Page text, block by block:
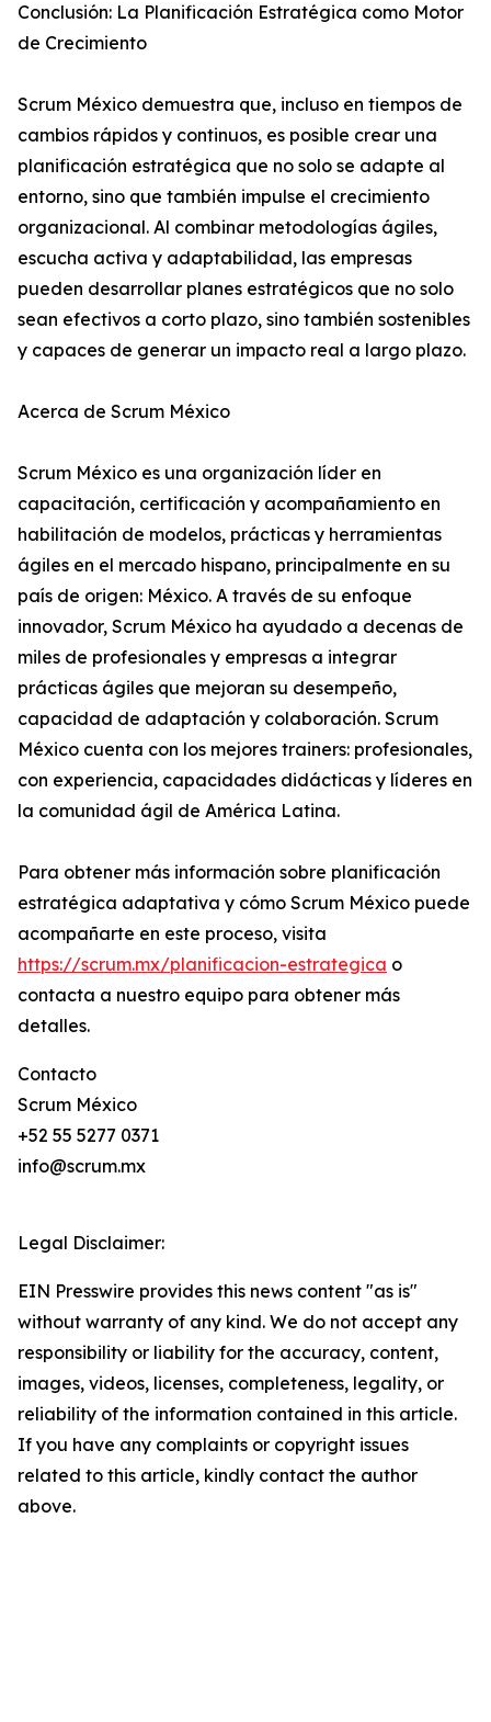
Conclusión: La Planificación Estratégica como Motor
de Crecimiento
Scrum México demuestra que, incluso en tiempos de
cambios rápidos y continuos, es posible crear una
planificación estratégica que no solo se adapte al
entorno, sino que también impulse el crecimiento
organizacional. Al combinar metodologías ágiles,
escucha activa y adaptabilidad, las empresas
pueden desarrollar planes estratégicos que no solo
sean efectivos a corto plazo, sino también sostenibles
y capaces de generar un impacto real a largo plazo.
Acerca de Scrum México
Scrum México es una organización líder en
capacitación, certificación y acompañamiento en
habilitación de modelos, prácticas y herramientas
ágiles en el mercado hispano, principalmente en su
país de origen: México. A través de su enfoque
innovador, Scrum México ha ayudado a decenas de
miles de profesionales y empresas a integrar
prácticas ágiles que mejoran su desempeño,
capacidad de adaptación y colaboración. Scrum
México cuenta con los mejores trainers: profesionales,
con experiencia, capacidades didácticas y líderes en
la comunidad ágil de América Latina.
Para obtener más información sobre planificación
estratégica adaptativa y cómo Scrum México puede
acompañarte en este proceso, visita
https://scrum.mx/planificacion-estrategica o
contacta a nuestro equipo para obtener más
detalles.
Contacto
Scrum México
+52 55 5277 0371
info@scrum.mx
Legal Disclaimer:
EIN Presswire provides this news content "as is"
without warranty of any kind. We do not accept any
responsibility or liability for the accuracy, content,
images, videos, licenses, completeness, legality, or
reliability of the information contained in this article.
If you have any complaints or copyright issues
related to this article, kindly contact the author
above.